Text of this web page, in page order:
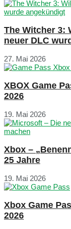
The Witcher 3:
neuer DLC
27. Mai 2026
XBOX Game
2026
19. Mai 2026
Xbox –
25 Jahre
19. Mai 2026
Xbox Game
2026